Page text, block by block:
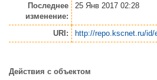
Последнее
изменение:
25 Янв 2017 02:28
URI: http://repo.kscnet.ru/id/
Действия с объектом